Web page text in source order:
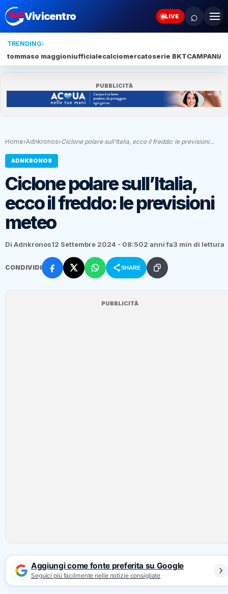
Vivicentro LIVE ⌕
TRENDING:
tommaso maggioniufficialecalciomercatoserie BKTCAMPANIA
PUBBLICITÀ
Home›Adnkronos›Ciclone polare sull’Italia, ecco il freddo: le previsioni…
ADNKRONOS
Ciclone polare sull’Italia,
ecco il freddo: le previsioni
meteo
Di Adnkronos12 Settembre 2024 - 08:502 anni fa3 min di lettura
CONDIVIDI SHARE
PUBBLICITÀ
Aggiungi come fonte preferita su Google
Seguici più facilmente nelle notizie consigliate